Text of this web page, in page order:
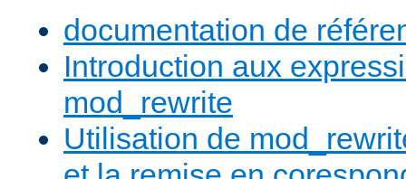
documentation de
Introduction aux
mod_rewrite
Utilisation de